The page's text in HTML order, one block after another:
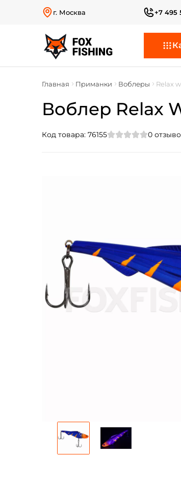
г. Москва +7 495
Главная Приманки Воблеры Relax
Воблер Relax
Код товара: 76155 0